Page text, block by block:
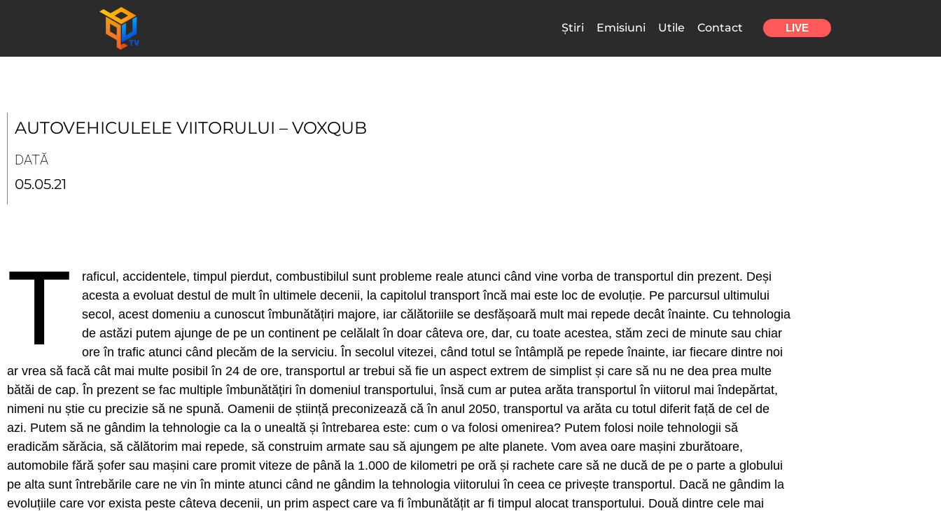
Știri Emisiuni Utile Contact LIVE
AUTOVEHICULELE VIITORULUI – VOXQUB
DATĂ
05.05.21
T
raficul, accidentele, timpul pierdut, combustibilul sunt probleme reale atunci când vine vorba de transportul din prezent. Deși
acesta a evoluat destul de mult în ultimele decenii, la capitolul transport încă mai este loc de evoluție. Pe parcursul ultimului
secol, acest domeniu a cunoscut îmbunătățiri majore, iar călătoriile se desfășoară mult mai repede decât înainte. Cu tehnologia
de astăzi putem ajunge de pe un continent pe celălalt în doar câteva ore, dar, cu toate acestea, stăm zeci de minute sau chiar
ore în trafic atunci când plecăm de la serviciu. În secolul vitezei, când totul se întâmplă pe repede înainte, iar fiecare dintre noi
ar vrea să facă cât mai multe posibil în 24 de ore, transportul ar trebui să fie un aspect extrem de simplist și care să nu ne dea prea multe
bătăi de cap. În prezent se fac multiple îmbunătățiri în domeniul transportului, însă cum ar putea arăta transportul în viitorul mai îndepărtat,
nimeni nu știe cu precizie să ne spună. Oamenii de știință preconizează că în anul 2050, transportul va arăta cu totul diferit față de cel de
azi. Putem să ne gândim la tehnologie ca la o unealtă și întrebarea este: cum o va folosi omenirea? Putem folosi noile tehnologii să
eradicăm sărăcia, să călătorim mai repede, să construim armate sau să ajungem pe alte planete. Vom avea oare mașini zburătoare,
automobile fără șofer sau mașini care promit viteze de până la 1.000 de kilometri pe oră și rachete care să ne ducă de pe o parte a globului
pe alta sunt întrebările care ne vin în minte atunci când ne gândim la tehnologia viitorului în ceea ce privește transportul. Dacă ne gândim la
evoluțiile care vor exista peste câteva decenii, un prim aspect care va fi îmbunătățit ar fi timpul alocat transportului. Două dintre cele mai